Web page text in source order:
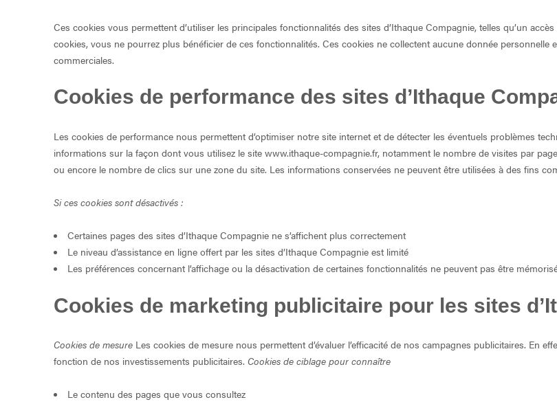
Ces cookies vous permettent d’utiliser les principales fonctionnalités des sites d’Ithaque Compagnie, telles qu’un
cookies, vous ne pourrez plus bénéficier de ces fonctionnalités. Ces cookies ne collectent aucune donnée
commerciales.
Cookies de performance des sites d’Ithaque
Les cookies de performance nous permettent d’optimiser notre site internet et de détecter les éventuels problèmes
informations sur la façon dont vous utilisez le site www.ithaque-compagnie.fr, notamment le nombre de visites par
ou encore le nombre de clics sur une zone du site. Les informations conservées ne peuvent être utilisées à des fins
Si ces cookies sont désactivés :
Certaines pages des sites d’Ithaque Compagnie ne s’affichent plus correctement
Le niveau d’assistance en ligne offert par les sites d’Ithaque Compagnie est limité
Les préférences concernant l’affichage ou la désactivation de certaines fonctionnalités ne peuvent pas être
Cookies de marketing publicitaire pour les sites
Cookies de mesure Les cookies de mesure nous permettent d’évaluer l’efficacité de nos campagnes publicitaires. En
fonction de nos investissements publicitaires. Cookies de ciblage pour connaître
Le contenu des pages que vous consultez